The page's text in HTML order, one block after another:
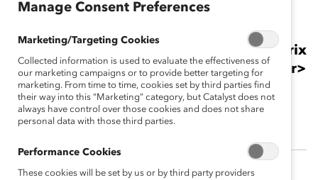
Lauréat d’une reconnaissance spéciale, Prix
honorifiques 2019 de Catalyst Canada<br>
<br>Chef d'entreprise canadien à la
retraite
Manage Consent Preferences
Marketing/Targeting Cookies
Collected information is used to evaluate the effectiveness of
our marketing campaigns or to provide better targeting for
marketing. From time to time, cookies set by third parties find
their way into this “Marketing” category, but Catalyst does not
always have control over those cookies and does not share
personal data with those third parties.
Performance Cookies
These cookies will be set by us or by third party providers